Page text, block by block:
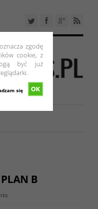
zgodę
cookie, z
być już
OK
się
B